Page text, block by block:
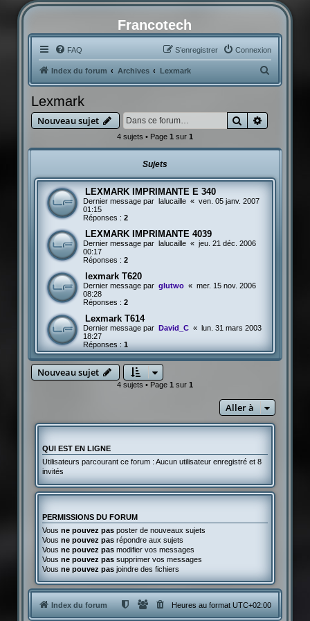
Francotech
FAQ Connexion
S’enregistrer
Index du forum Archives Lexmark
e
Lexmark
Nouveau sujet Rechercher
4 sujets • Page 1sur 1
Sujets
LEXMARK IMPRIMANTE E 340
Dernier message par lalucaille « ven. 05 janv. 2007
01:15
Réponses : 2
LEXMARK IMPRIMANTE 4039
Dernier message par lalucaille « jeu. 21 déc. 2006
00:17
Réponses : 2
lexmark T620
Dernier message par glutwo « mer. 15 nov. 2006
08:28
Réponses : 2
Lexmark T614
Dernier message par David_C «
lun. 31 mars 2003
18:27
Réponses :1
Nouveau sujet
4 sujets • Page 1sur 1
Aller à
QUI EST EN LIGNE
Utilisateurs parcourant ce forum : Aucun utilisateur enregistré et 8
invités
PERMISSIONS DU FORUM
Vous ne pouvez pasposter de nouveaux sujets
Vous ne pouvez pasrépondre aux sujets
Vous ne pouvez pasmodifier vos messages
Vous ne pouvez passupprimer vos messages
Vous ne pouvez pasjoindre des fichiers
Index du forum Heures au formatUTC+02:00